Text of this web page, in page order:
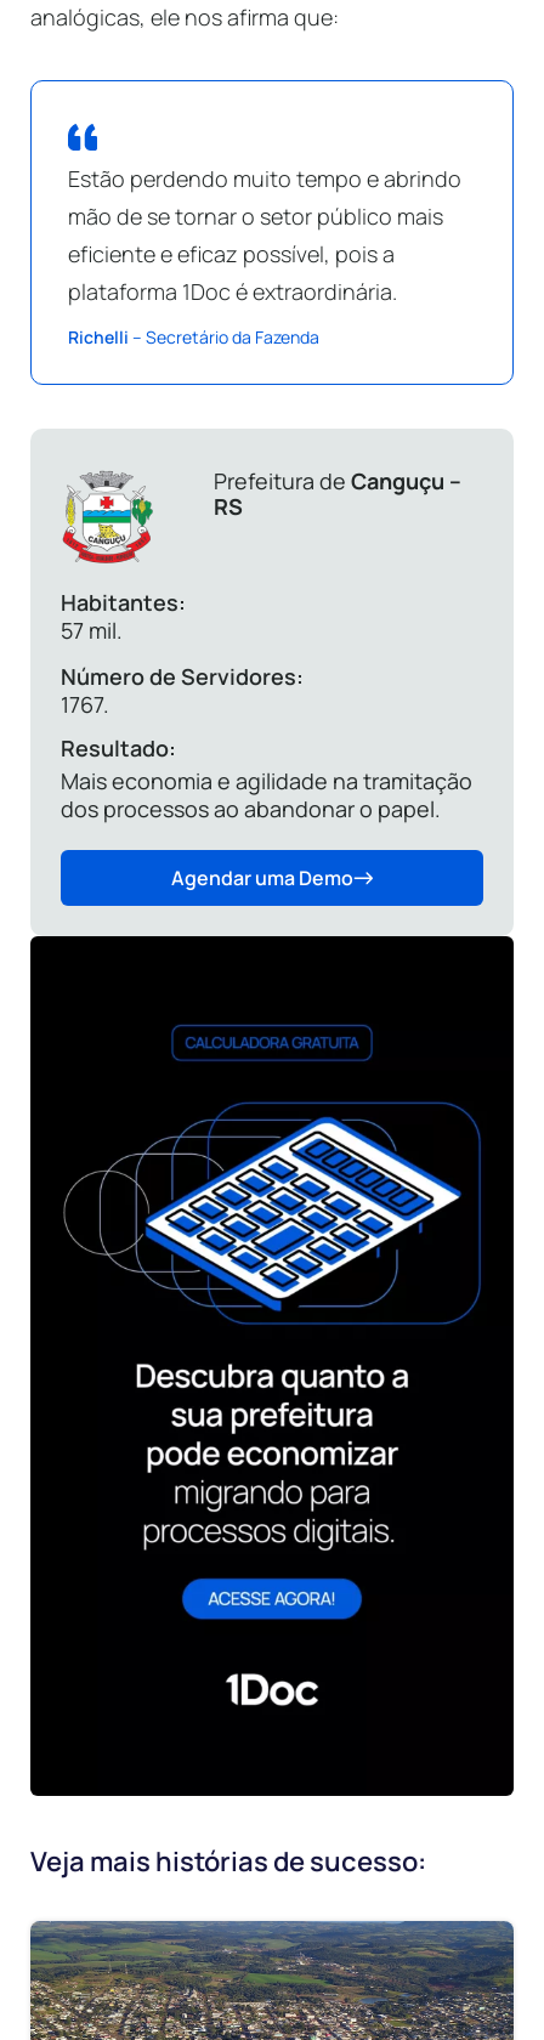
analógicas, ele nos afirma que:
Estão perdendo muito tempo e abrindo
mão de se tornar o setor público mais
eficiente e eficaz possível, pois a
plataforma 1Doc é extraordinária.
Richelli – Secretário da Fazenda
Prefeitura de Canguçu –
RS
Habitantes:
57 mil.
Número de Servidores:
1767.
Resultado:
Mais economia e agilidade na tramitação
dos processos ao abandonar o papel.
Agendar uma Demo
Veja mais histórias de sucesso: